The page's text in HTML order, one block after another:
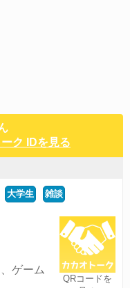
ク IDを見る
大学生 雑談
QRコードを
ゲーム